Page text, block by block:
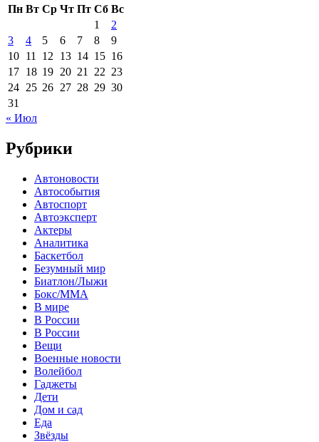
Пн Вт Ср Чт Пт Сб Вс
1
2
3
4 5 6 7 8
9
10 11 12 13 14 15 16
17 18 19 20 21 22 23
24 25 26 27 28 29 30
31
« Июл
Рубрики
Автоновости
Автособытия
Автоспорт
Автоэксперт
Актеры
Аналитика
Баскетбол
Безумный мир
Биатлон/Лыжи
Бокс/MMA
В мире
В России
В России
Вещи
Военные новости
Волейбол
Гаджеты
Дети
Дом и сад
Еда
Звёзды